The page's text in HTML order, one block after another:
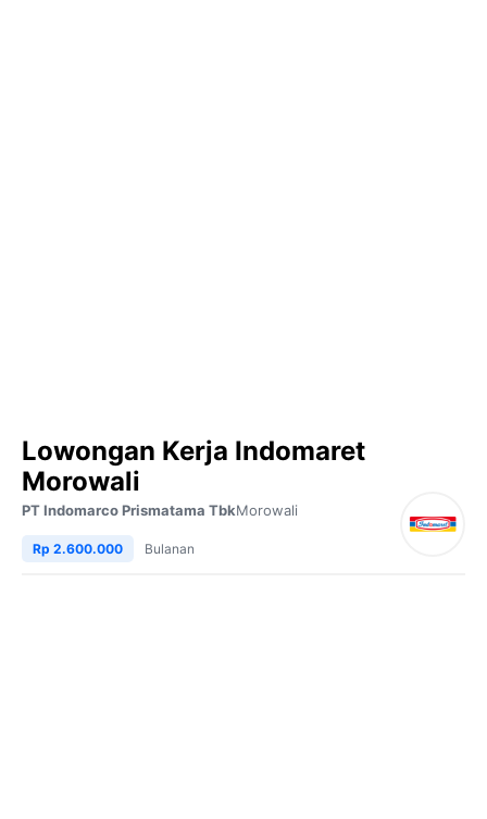
Lowongan Kerja Indomaret
Morowali
PT Indomarco Prismatama TbkMorowali
Rp 2.600.000 Bulanan